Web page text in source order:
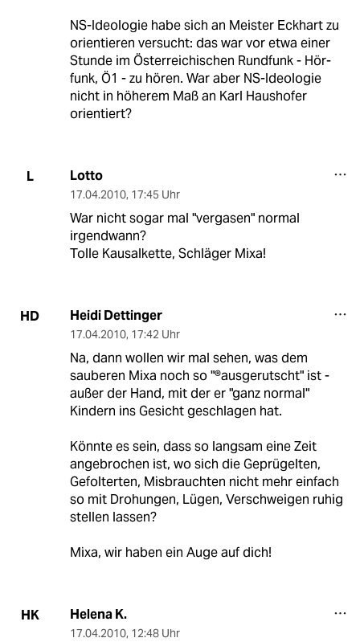
NS-Ideologie habe sich an Meister Eckhart zu
orientieren versucht: das war vor etwa einer
Stunde im Österreichischen Rundfunk - Hör-
funk, Ö1 - zu hören. War aber NS-Ideologie
nicht in höherem Maß an Karl Haushofer
orientiert?
L Lotto
17.04.2010, 17:45 Uhr
War nicht sogar mal "vergasen" normal
irgendwann?
Tolle Kausalkette, Schläger Mixa!
HD Heidi Dettinger
17.04.2010, 17:42 Uhr
Na, dann wollen wir mal sehen, was dem
sauberen Mixa noch so "®ausgerutscht" ist -
außer der Hand, mit der er "ganz normal"
Kindern ins Gesicht geschlagen hat.
Könnte es sein, dass so langsam eine Zeit
angebrochen ist, wo sich die Geprügelten,
Gefolterten, Misbrauchten nicht mehr einfach
so mit Drohungen, Lügen, Verschweigen ruhig
stellen lassen?
Mixa, wir haben ein Auge auf dich!
HK Helena K.
17.04.2010, 12:48 Uhr